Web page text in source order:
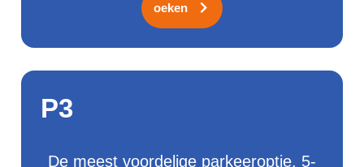
Zoeken
P3
De meest voordelige parkeeroptie. 5-